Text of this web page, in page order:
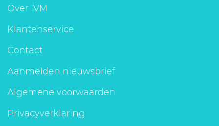
Over IVM
Klantenservice
Contact
Aanmelden nieuwsbrief
Algemene voorwaarden
Privacyverklaring